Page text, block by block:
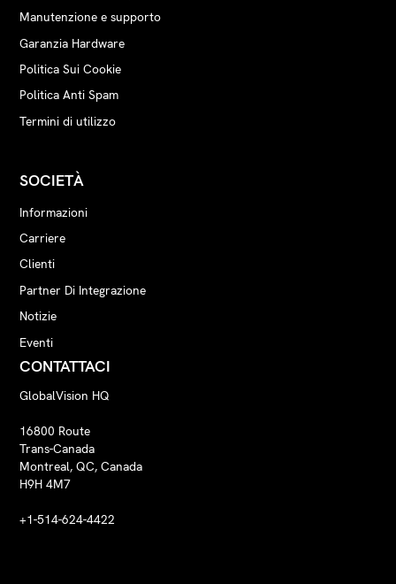
Manutenzione e supporto
Garanzia Hardware
Politica Sui Cookie
Politica Anti Spam
Termini di utilizzo
SOCIETÀ
Informazioni
Carriere
Clienti
Partner Di Integrazione
Notizie
Eventi
CONTATTACI
GlobalVision HQ
16800 Route
Trans-Canada
Montreal, QC, Canada
H9H 4M7
+1-514-624-4422